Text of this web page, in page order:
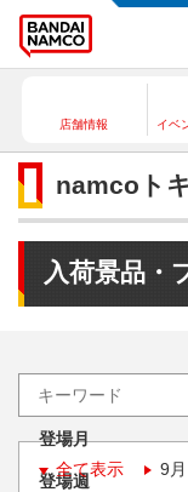
店舗情報 イベ
namcoト
入荷景品・
登場月
全て表示
9月
登場週